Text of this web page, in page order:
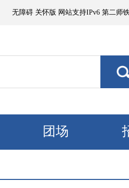
，局部有微到小阵雨；各垦区阵风
无障碍 关怀版 网站支持IPv6 第二师
团场